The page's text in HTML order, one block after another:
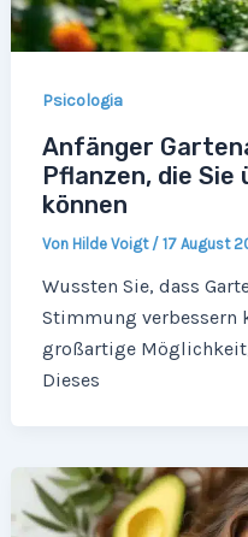
Psicologia
Anfänger
Pflanzen, die Sie
können
Von Hilde Voigt / 17 August
Wussten Sie, dass
Stimmung verbessern
großartige
Dieses